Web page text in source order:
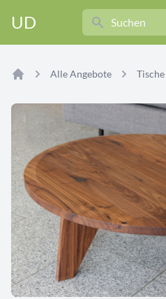
UD
Search
Alle Angebote Tische